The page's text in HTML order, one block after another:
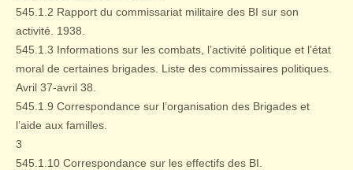
545.1.2 Rapport du commissariat militaire des BI sur son
activité. 1938.
545.1.3 Informations sur les combats, l’activité politique et l’état
moral de certaines brigades. Liste des commissaires politiques.
Avril 37-avril 38.
545.1.9 Correspondance sur l’organisation des Brigades et
l’aide aux familles.
3
545.1.10 Correspondance sur les effectifs des BI.